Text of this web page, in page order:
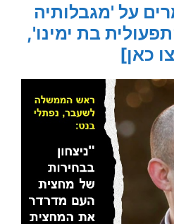
על 'מגבלותיה
בת ימינו',
כאן]